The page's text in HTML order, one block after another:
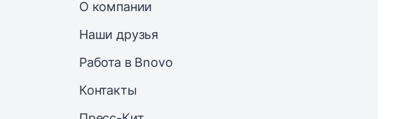
О компании
Наши друзья
Работа в Bnovo
Контакты